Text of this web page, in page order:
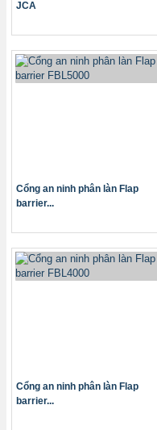
JCA
Cổng an ninh phân làn Flap
barrier...
Cổng an ninh phân làn Flap
barrier...